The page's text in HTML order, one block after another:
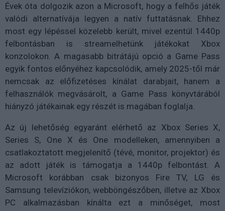
Évek óta dolgozik azon a Microsoft, hogy a felhős játék
valódi alternatívája legyen a natív futtatásnak. Ehhez
most egy lépéssel közelebb került, mivel ezentúl 1440p
felbontásban is streamelhetünk játékokat Xbox
konzolokon. A magasabb bitrátájú opció a Game Pass
egyik fontos előnyéhez kapcsolódik, amely 2025-től már
nemcsak az előfizetéses kínálat darabjait, hanem a
felhasználók megvásárolt, a Game Pass könyvtárából
hiányzó játékainak egy részét is magában foglalja.
Az új lehetőség egyaránt elérhető az Xbox Series X,
Series S, One X és One modelleken, amennyiben a
csatlakoztatott megjelenítő (tévé, monitor, projektor) és
az adott játék is támogatja a 1440p felbontást. A
Microsoft korábban csak bizonyos Fire TV, LG és
Samsung televíziókon, webböngészőben, illetve az Xbox
PC alkalmazásban kínálta ezt a minőséget, most